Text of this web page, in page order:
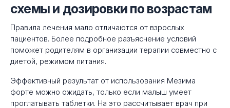
схемы и дозировки по возрастам
Правила лечения мало отличаются от взрослых
пациентов. Более подробное разъяснение условий
поможет родителям в организации терапии совместно с
диетой, режимом питания.
Эффективный результат от использования Мезима
форте можно ожидать, только если малыш умеет
проглатывать таблетки. На это рассчитывает врач при